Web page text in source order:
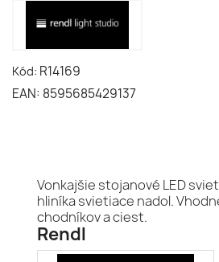
Kód: R14169
EAN: 8595685429137
Vonkajšie stojanové LED
hliníka svietiace nadol.
chodníkov a ciest.
Rendl